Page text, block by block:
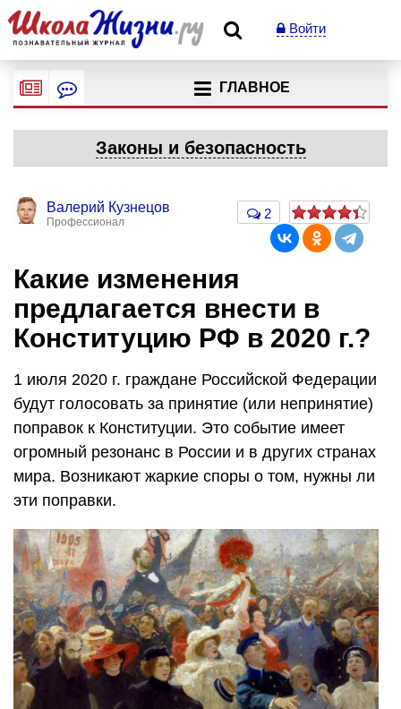
Войти
ГЛАВНОЕ
Законы и безопасность
Валерий Кузнецов
Профессионал
2
Какие изменения
предлагается внести в
Конституцию РФ в 2020 г.?
1 июля 2020 г. граждане Российской Федерации
будут голосовать за принятие (или непринятие)
поправок к Конституции. Это событие имеет
огромный резонанс в России и в других странах
мира. Возникают жаркие споры о том, нужны ли
эти поправки.